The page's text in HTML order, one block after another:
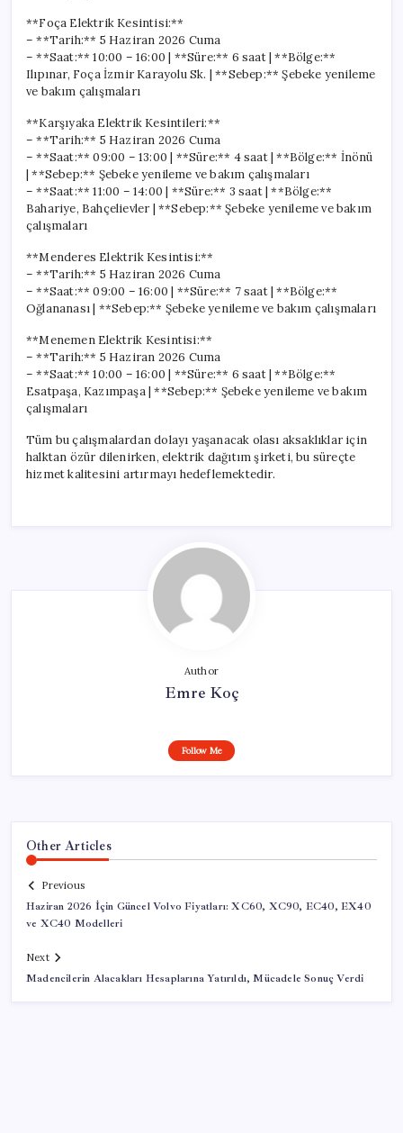
**Foça Elektrik Kesintisi:**
– **Tarih:** 5 Haziran 2026 Cuma
– **Saat:** 10:00 – 16:00 | **Süre:** 6 saat | **Bölge:**
Ilıpınar, Foça İzmir Karayolu Sk. | **Sebep:** Şebeke yenileme
ve bakım çalışmaları
**Karşıyaka Elektrik Kesintileri:**
– **Tarih:** 5 Haziran 2026 Cuma
– **Saat:** 09:00 – 13:00 | **Süre:** 4 saat | **Bölge:** İnönü
| **Sebep:** Şebeke yenileme ve bakım çalışmaları
– **Saat:** 11:00 – 14:00 | **Süre:** 3 saat | **Bölge:**
Bahariye, Bahçelievler | **Sebep:** Şebeke yenileme ve bakım
çalışmaları
**Menderes Elektrik Kesintisi:**
– **Tarih:** 5 Haziran 2026 Cuma
– **Saat:** 09:00 – 16:00 | **Süre:** 7 saat | **Bölge:**
Oğlananası | **Sebep:** Şebeke yenileme ve bakım çalışmaları
**Menemen Elektrik Kesintisi:**
– **Tarih:** 5 Haziran 2026 Cuma
– **Saat:** 10:00 – 16:00 | **Süre:** 6 saat | **Bölge:**
Esatpaşa, Kazımpaşa | **Sebep:** Şebeke yenileme ve bakım
çalışmaları
Tüm bu çalışmalardan dolayı yaşanacak olası aksaklıklar için
halktan özür dilenirken, elektrik dağıtım şirketi, bu süreçte
hizmet kalitesini artırmayı hedeflemektedir.
Author
Emre Koç
Follow Me
Other Articles
Previous
Haziran 2026 İçin Güncel Volvo Fiyatları: XC60, XC90, EC40, EX40
ve XC40 Modelleri
Next
Madencilerin Alacakları Hesaplarına Yatırıldı, Mücadele Sonuç Verdi